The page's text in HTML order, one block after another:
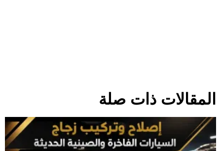
المقالات ذات صلة